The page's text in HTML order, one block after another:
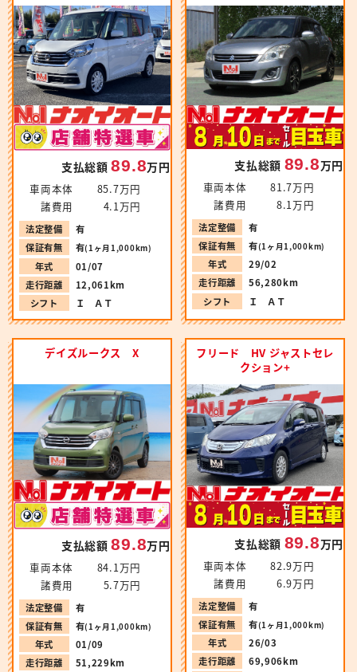
支払総額89.8万円
車両本体
85.7万円
諸費用
4.1万円
法定整備
有
保証有無
有(1ヶ月1,000km)
年式
01/07
走行距離
12,061km
シフト
Ｉ ＡＴ
支払総額 89.8万円
車両本体
81.7万円
諸費用
8.1万円
法定整備
有
保証有無
有(1ヶ月1,000km)
年式
29/02
走行距離
56,280km
シフト
Ｉ ＡＴ
デイズルークス X
支払総額89.8万円
車両本体
84.1万円
諸費用
5.7万円
法定整備
有
保証有無
有(1ヶ月1,000km)
年式
01/09
走行距離
51,229km
フリード HV ジャストセレ
クション+
支払総額 89.8万円
車両本体
82.9万円
諸費用
6.9万円
法定整備
有
保証有無
有(1ヶ月1,000km)
年式
26/03
走行距離
69,906km